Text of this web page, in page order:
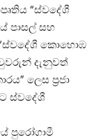
“ස්වදේශී
පාසල් සහ
“ස්වදේශී කොහොඹ
දැනුවත්
ලෙස ප්‍රජා
ස්වදේශී
පුරෝගාමී